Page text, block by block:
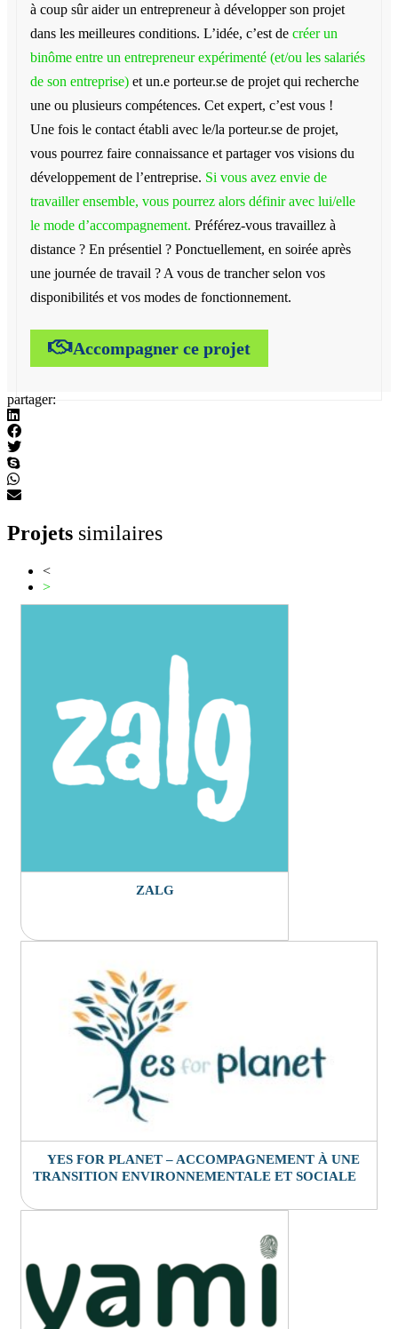
à coup sûr aider un entrepreneur à développer son projet
dans les meilleures conditions. L’idée, c’est de créer un
binôme entre un entrepreneur expérimenté (et/ou les salariés
de son entreprise) et un.e porteur.se de projet qui recherche
une ou plusieurs compétences. Cet expert, c’est vous !
Une fois le contact établi avec le/la porteur.se de projet,
vous pourrez faire connaissance et partager vos visions du
développement de l’entreprise. Si vous avez envie de
travailler ensemble, vous pourrez alors définir avec lui/elle
le mode d’accompagnement. Préférez-vous travaillez à
distance ? En présentiel ? Ponctuellement, en soirée après
une journée de travail ? A vous de trancher selon vos
disponibilités et vos modes de fonctionnement.
Accompagner ce projet
partager:
Projets similaires
<
>
ZALG
YES FOR PLANET – ACCOMPAGNEMENT À UNE
TRANSITION ENVIRONNEMENTALE ET SOCIALE